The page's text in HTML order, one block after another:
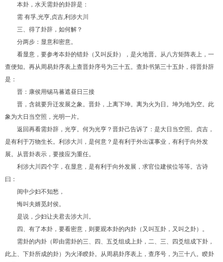
本卦，水天需卦的卦辞是：
需 有孚,光亨,贞吉,利涉大川
三、得了卦辞，如何解？
分两步：显意和密意。
看显意，要参考夲卦的错卦（又叫反卦），是火地晋。从八方矩阵表上，一
查便知。再从周易卦序表上查晋卦序号为三十五。查卦书第三十五卦，得晋卦辞
是：
晋：康侯用锡马蕃遮昼日三接
晋，含就要升迁发展之象。晋卦，上离下坤。离为火为日。坤为地为空。此
象为大日当空照，光明一片。
返回再看需卦辞，光亨。何为光亨？晋卦己告诉了：是大日当空照。贞吉，
是有利于万物生长。利涉大川，是何意？是有利于外出谋事业，有利于向外发
展。从晋卦表示，要接应为重任。
利涉大川四个字，在显意，是有利于向外发展，求官位建侯位等等。古诗
曰：
闺中少妇不知愁，
悔叫夫婿觅封侯。
是说，少妇让夫君去涉大川。
四、有了本卦，要看密意，则要观本卦的内卦（又叫互卦，又叫之卦）。
需卦的内卦（即由需卦的三、四、五爻组成上卦，二、三、四爻组成下卦，
此上、下卦所成的卦）为火泽睽卦。从周易卦序表上，查序号，为三十八。睽卦